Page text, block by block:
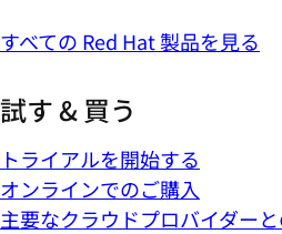
すべての Red Hat 製品を見る
試す & 買う
トライアルを開始する
オンラインでのご購入
主要なクラウドプロバイダー